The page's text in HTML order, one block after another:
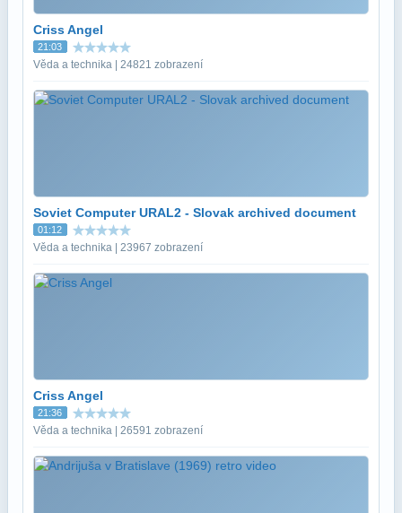
Criss Angel
21:03
Věda a technika | 24821 zobrazení
Soviet Computer URAL2 - Slovak archived document
01:12
Věda a technika | 23967 zobrazení
Criss Angel
21:36
Věda a technika | 26591 zobrazení